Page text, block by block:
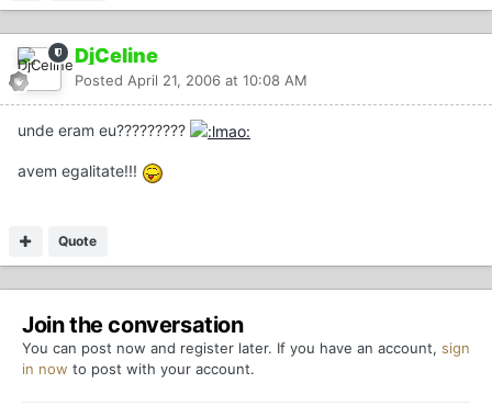
DjCeline
Posted April 21, 2006 at 10:08 AM
unde eram eu?????????
avem egalitate!!!
Quote
Join the conversation
You can post now and register later. If you have an account, sign
in now to post with your account.